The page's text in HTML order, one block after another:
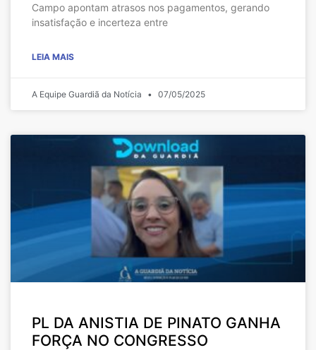
Campo apontam atrasos nos pagamentos, gerando
insatisfação e incerteza entre
LEIA MAIS
A Equipe Guardiã da Notícia 07/05/2025
PL DA ANISTIA DE PINATO GANHA
FORÇA NO CONGRESSO